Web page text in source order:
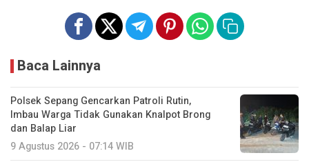
Baca Lainnya
Polsek Sepang Gencarkan Patroli Rutin,
Imbau Warga Tidak Gunakan Knalpot Brong
dan Balap Liar
9 Agustus 2026 - 07:14 WIB